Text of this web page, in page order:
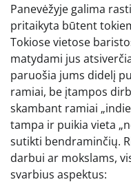
Panevėžyje galima
pritaikyta būtent
Tokiose vietose
matydami jus
paruošia jums didelį
ramiai, be įtampos
skambant ramiai
tampa ir puikia vieta
sutikti bendraminčių.
darbui ar mokslams,
svarbius aspektus: